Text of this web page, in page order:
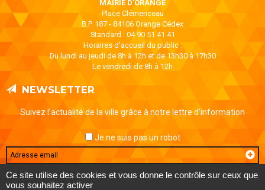
MAIRIE D'ORANGE
Place Clémenceau
B.P. 187 - 84106 Orange Cédex
Standard : 04 90 51 41 41
Horaires d'accueil du public :
Du lundi au jeudi de 8h à 12h et de 13h30 à 17h30
Le vendredi de 8h à 12h
NEWSLETTER
Suivez l’actualité de la ville grâce à notre lettre d’information
Je ne suis pas un robot
Email
Ce site utilise des cookies et vous donne le contrôle sur ceux que
vous souhaitez activer